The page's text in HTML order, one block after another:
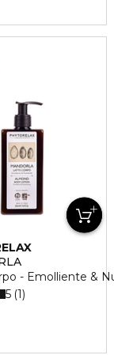
- Emolliente &
5 1